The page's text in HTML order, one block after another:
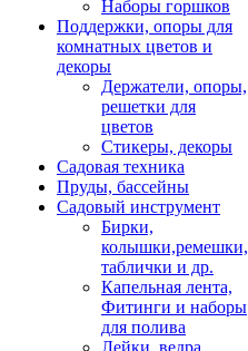
Наборы горшков
Поддержки, опоры для
комнатных цветов и
декоры
Держатели, опоры,
решетки для
цветов
Стикеры, декоры
Садовая техника
Пруды, бассейны
Садовый инструмент
Бирки,
колышки,ремешки,
таблички и др.
Капельная лента,
Фитинги и наборы
для полива
Лейки, ведра,